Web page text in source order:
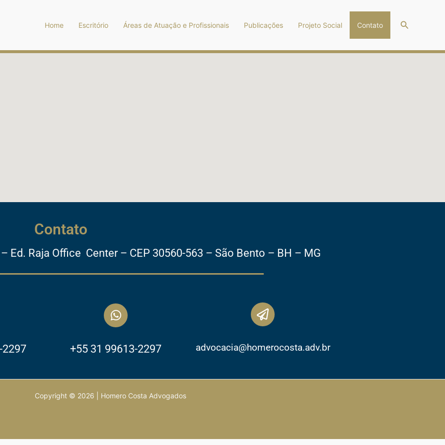
Home Escritório Áreas de Atuação e Profissionais Publicações Projeto Social Contato Pesquisar
Contato
Ed. Raja Office Center – CEP 30560-563 – São Bento – BH – MG
2297 +55 31 99613-2297 advocacia@homerocosta.adv.br
Copyright © 2026 | Homero Costa Advogados